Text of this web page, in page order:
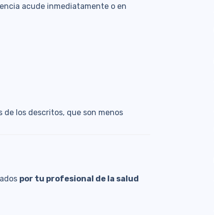
acude inmediatamente o en
de los descritos, que son menos
por tu profesional de la salud